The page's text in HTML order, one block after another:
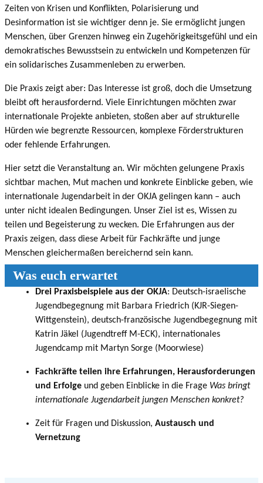
Zeiten von Krisen und Konflikten, Polarisierung und
Desinformation ist sie wichtiger denn je. Sie ermöglicht jungen
Menschen, über Grenzen hinweg ein Zugehörigkeitsgefühl und ein
demokratisches Bewusstsein zu entwickeln und Kompetenzen für
ein solidarisches Zusammenleben zu erwerben.
Die Praxis zeigt aber: Das Interesse ist groß, doch die Umsetzung
bleibt oft herausfordernd. Viele Einrichtungen möchten zwar
internationale Projekte anbieten, stoßen aber auf strukturelle
Hürden wie begrenzte Ressourcen, komplexe Förderstrukturen
oder fehlende Erfahrungen.
Hier setzt die Veranstaltung an. Wir möchten gelungene Praxis
sichtbar machen, Mut machen und konkrete Einblicke geben, wie
internationale Jugendarbeit in der OKJA gelingen kann – auch
unter nicht idealen Bedingungen. Unser Ziel ist es, Wissen zu
teilen und Begeisterung zu wecken. Die Erfahrungen aus der
Praxis zeigen, dass diese Arbeit für Fachkräfte und junge
Menschen gleichermaßen bereichernd sein kann.
Was euch erwartet
Drei Praxisbeispiele aus der OKJA: Deutsch-israelische
Jugendbegegnung mit Barbara Friedrich (KJR-Siegen-
Wittgenstein), deutsch-französische Jugendbegegnung mit
Katrin Jäkel (Jugendtreff M-ECK), internationales
Jugendcamp mit Martyn Sorge (Moorwiese)
Fachkräfte teilen ihre Erfahrungen, Herausforderungen
und Erfolge und geben Einblicke in die Frage Was bringt
internationale Jugendarbeit jungen Menschen konkret?
Zeit für Fragen und Diskussion, Austausch und
Vernetzung